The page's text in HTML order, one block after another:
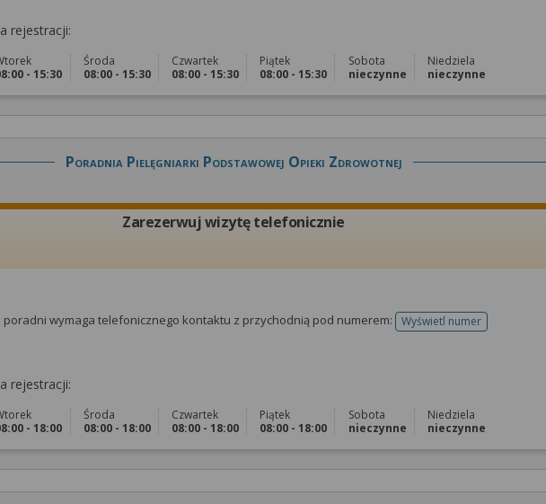
rejestracji:
- 15:30
Środa
08:00 - 15:30
Czwartek
08:00 - 15:30
Piątek
08:00 - 15:30
Sobota
nieczynne
Niedziela
nieczynne
Poradnia Pielęgniarki Podstawowej Opieki Zdrowotnej
Zarezerwuj wizytę telefonicznie
poradni wymaga telefonicznego kontaktu z przychodnią pod numerem: Wyświetl numertelefonu do rejestracji
rejestracji:
- 18:00
Środa
08:00 - 18:00
Czwartek
08:00 - 18:00
Piątek
08:00 - 18:00
Sobota
nieczynne
Niedziela
nieczynne